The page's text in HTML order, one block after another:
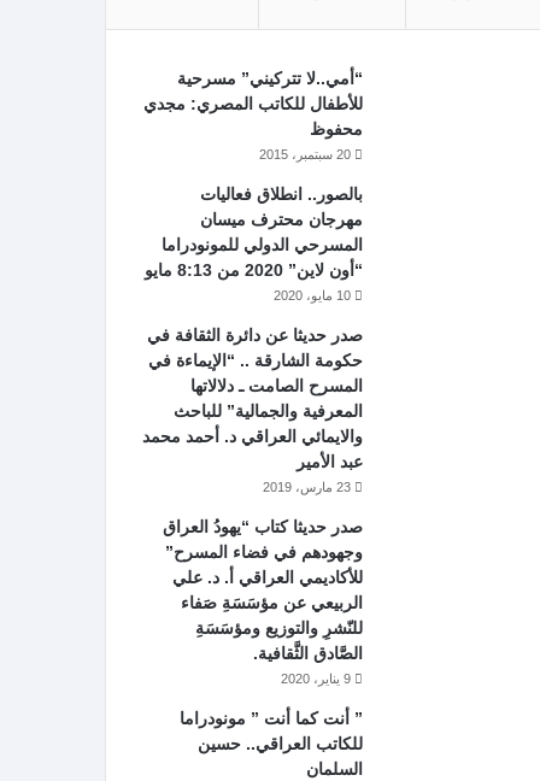
“أمي..لا تتركيني” مسرحية
للأطفال للكاتب المصري: مجدي
محفوظ
20 سبتمبر، 2015
بالصور.. انطلاق فعاليات
مهرجان محترف ميسان
المسرحي الدولي للمونودراما
“أون لاين” 2020 من 8:13 مايو
10 مايو، 2020
صدر حديثا عن دائرة الثقافة في
حكومة الشارقة .. “الإيماءة في
المسرح الصامت ـ دلالاتها
المعرفية والجمالية” للباحث
والايمائي العراقي د. أحمد محمد
عبد الأمير
23 مارس، 2019
صدر حديثا كتاب “يهودُ العراق
وجهودهم في فضاء المسرح”
للأكاديمي العراقي أ. د. علي
الربيعي عن مؤسَسَةِ صَفاء
للنّشرِ والتوزيع ومؤسَسَةِ
الصَّادق الثَّقافية.
9 يناير، 2020
” أنت كما أنت ” مونودراما
للكاتب العراقي.. حسين
السلمان